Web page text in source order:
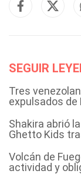
SEGUIR
Tres
expulsados de
Shakira abrió
Ghetto Kids
Volcán de
actividad y